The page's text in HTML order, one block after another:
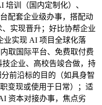
训（国内定制化）、
配套企业级办事，搭配动
实现晋升；好比协帮企业
业实现 AI 项目全球化落
取国际平台、免费取付费
企业、高校告竣合做，持
前沿标的目的（如具身智
变现或使用于日常）；适
资本对接办事，焦点劣